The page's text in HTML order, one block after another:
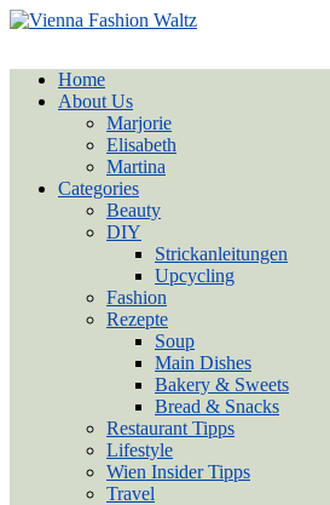
Home
About Us
Marjorie
Elisabeth
Martina
Categories
Beauty
DIY
Strickanleitungen
Upcycling
Fashion
Rezepte
Soup
Main Dishes
Bakery & Sweets
Bread & Snacks
Restaurant Tipps
Lifestyle
Wien Insider Tipps
Travel